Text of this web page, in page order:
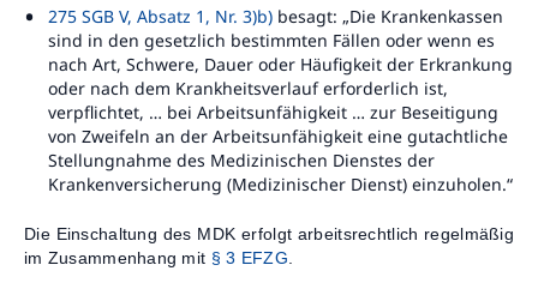
275 SGB V, Absatz 1, Nr. 3)b) besagt: „Die Krankenkassen
sind in den gesetzlich bestimmten Fällen oder wenn es
nach Art, Schwere, Dauer oder Häufigkeit der Erkrankung
oder nach dem Krankheitsverlauf erforderlich ist,
verpflichtet, … bei Arbeitsunfähigkeit … zur Beseitigung
von Zweifeln an der Arbeitsunfähigkeit eine gutachtliche
Stellungnahme des Medizinischen Dienstes der
Krankenversicherung (Medizinischer Dienst) einzuholen.“
Die Einschaltung des MDK erfolgt arbeitsrechtlich regelmäßig
im Zusammenhang mit § 3 EFZG